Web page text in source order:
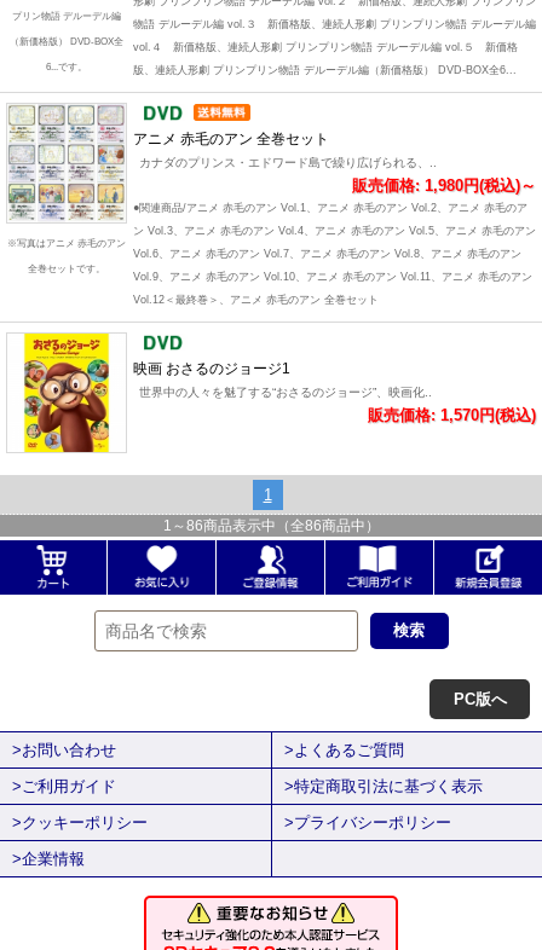
プリン物語 デルーデル編
（新価格版） DVD-BOX全
6...です。
物語 デルーデル編 vol.３ 新価格版、連続人形劇 プリンプリン物語 デルーデル編
vol.４ 新価格版、連続人形劇 プリンプリン物語 デルーデル編 vol.５ 新価格
版、連続人形劇 プリンプリン物語 デルーデル編（新価格版） DVD-BOX全6...
※写真はアニメ 赤毛のアン
全巻セットです。
アニメ 赤毛のアン 全巻セット
カナダのプリンス・エドワード島で繰り広げられる、..
販売価格: 1,980円(税込)～
●関連商品/アニメ 赤毛のアン Vol.1、アニメ 赤毛のアン Vol.2、アニメ 赤毛のア
ン Vol.3、アニメ 赤毛のアン Vol.4、アニメ 赤毛のアン Vol.5、アニメ 赤毛のアン
Vol.6、アニメ 赤毛のアン Vol.7、アニメ 赤毛のアン Vol.8、アニメ 赤毛のアン
Vol.9、アニメ 赤毛のアン Vol.10、アニメ 赤毛のアン Vol.11、アニメ 赤毛のアン
Vol.12＜最終巻＞、アニメ 赤毛のアン 全巻セット
映画 おさるのジョージ1
世界中の人々を魅了する“おさるのジョージ”、映画化..
販売価格: 1,570円(税込)
1
1 ～ 86商品表示中（全86商品中）
PC版へ
>お問い合わせ
>よくあるご質問
>ご利用ガイド
>特定商取引法に基づく表示
>クッキーポリシー
>プライバシーポリシー
>企業情報